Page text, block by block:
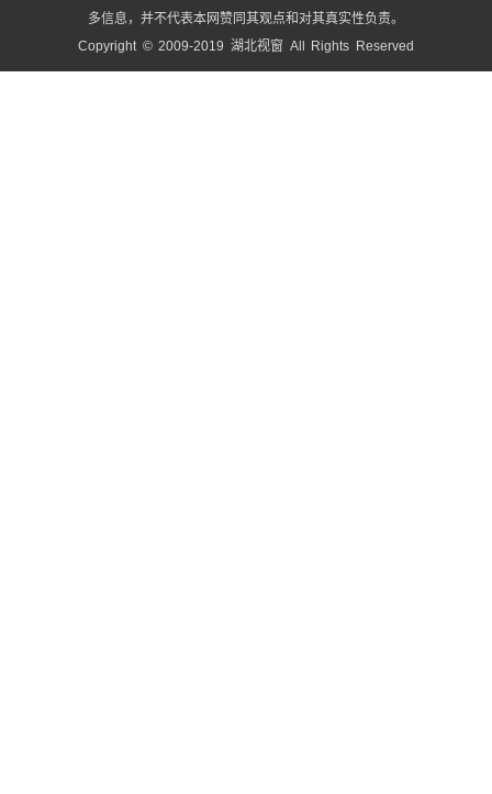
多信息，并不代表本网赞同其观点和对其真实性负责。
Copyright © 2009-2019 湖北视窗 All Rights Reserved